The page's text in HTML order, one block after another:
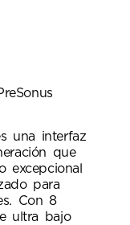
una interfaz
que
excepcional
para
Con 8
ultra bajo